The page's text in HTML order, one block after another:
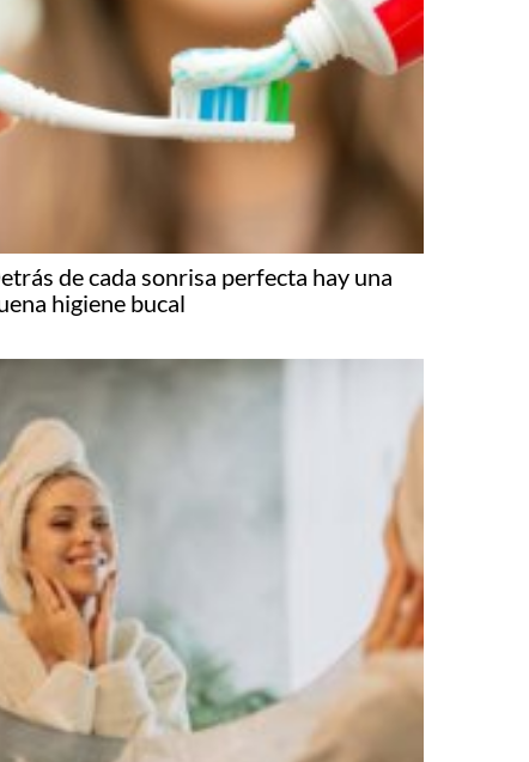
de cada sonrisa perfecta hay una
higiene bucal